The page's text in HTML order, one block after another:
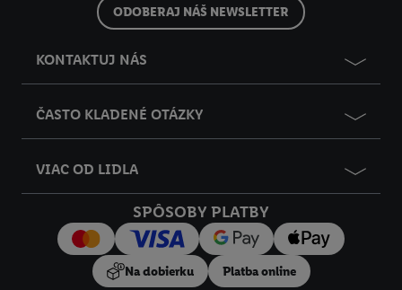
ODOBERAJ NÁŠ NEWSLETTER
KONTAKTUJ NÁS
ČASTO KLADENÉ OTÁZKY
VIAC OD LIDLA
SPÔSOBY PLATBY
Na dobierku Platba online